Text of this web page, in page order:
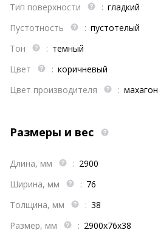
Тип поверхности : гладкий
Пустотность
: пустотелый
Тон
: темный
Цвет
: коричневый
Цвет производителя
: махагон
Размеры и вес
Длина, мм : 2900
Ширина, мм
: 76
Толщина, мм
: 38
Размер, мм
: 2900х76х38